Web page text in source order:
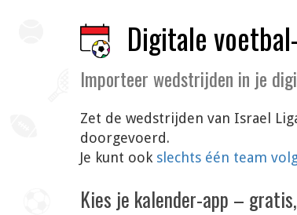
Digitale
Importeer wedstrijden in je
Zet de wedstrijden van Israel
doorgevoerd.
Je kunt ook slechts één team
Kies je kalender-app –